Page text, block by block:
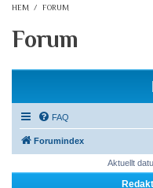
HEM / FORUM
Forum